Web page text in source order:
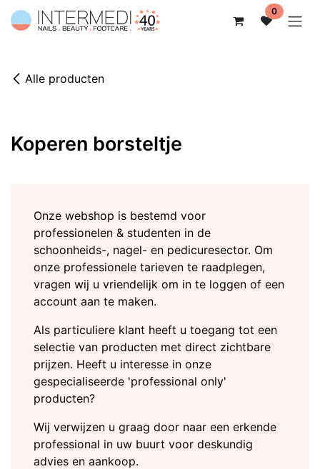
Overslaan naar inhoud 0
Alle producten
Koperen borsteltje
Onze webshop is bestemd voor
professionelen & studenten in de
schoonheids-, nagel- en pedicuresector. Om
onze professionele tarieven te raadplegen,
vragen wij u vriendelijk om in te loggen of een
account aan te maken.
Als particuliere klant heeft u toegang tot een
selectie van producten met direct zichtbare
prijzen. Heeft u interesse in onze
gespecialiseerde 'professional only'
producten?
Wij verwijzen u graag door naar een erkende
professional in uw buurt voor deskundig
advies en aankoop.